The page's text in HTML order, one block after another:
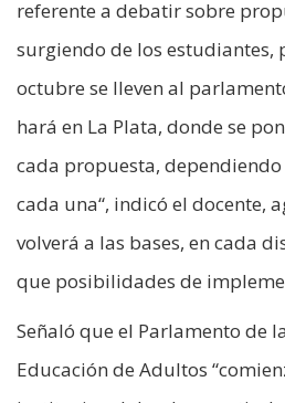
referente a debatir sobre
surgiendo de los estudiantes,
octubre se lleven al
hará en La Plata, donde se
cada propuesta,
cada una“, indicó el docente,
volverá a las bases, en cada
que posibilidades de
Señaló que el Parlamento de
Educación de Adultos